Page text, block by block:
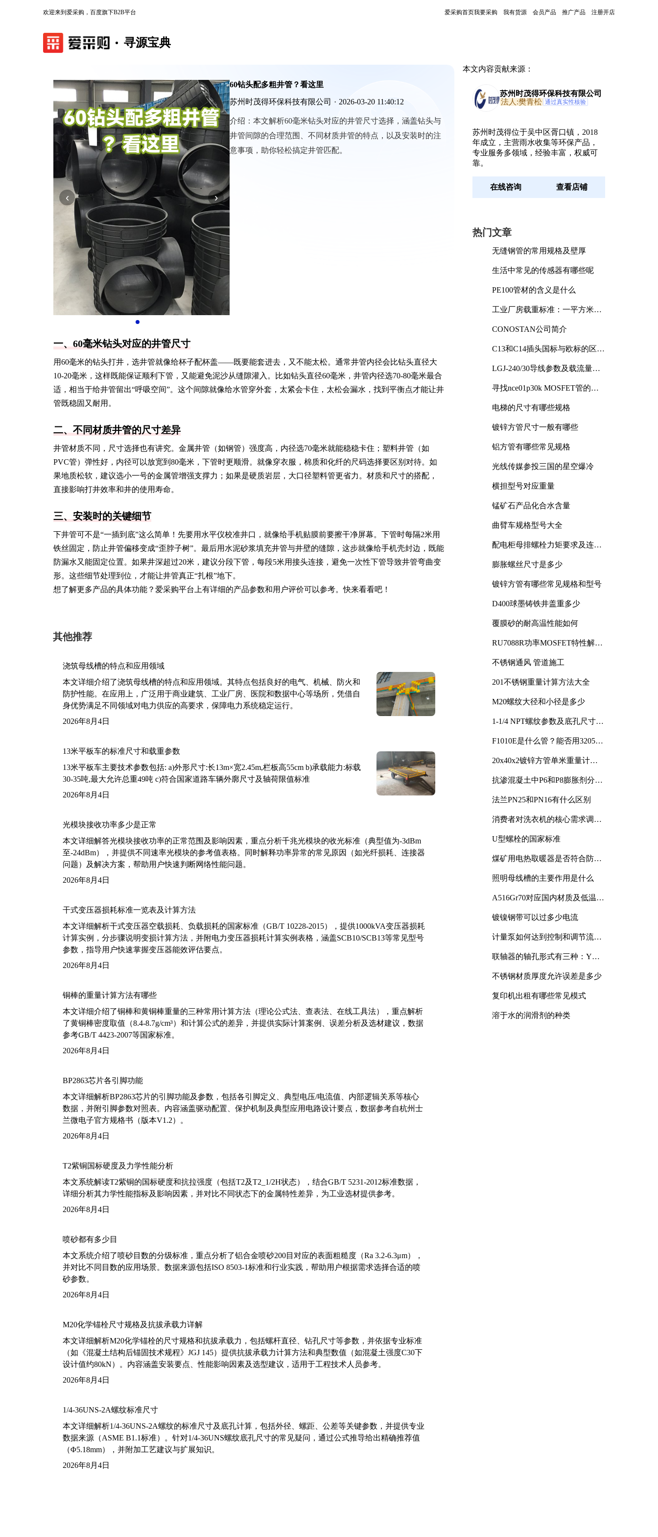
欢迎来到爱采购，百度旗下B2B平台 爱采购首页我要采购 我有货源 会员产品 推广产品 注册开店
寻源宝典
‹ ›
60钻头配多粗井管？看这里
苏州时茂得环保科技有限公司 · 2026-03-20 11:40:12
介绍： 本文解析60毫米钻头对应的井管尺寸选择，涵盖钻头与
井管间隙的合理范围、不同材质井管的特点，以及安装时的注
意事项，助你轻松搞定井管匹配。
一、60毫米钻头对应的井管尺寸
用60毫米的钻头打井，选井管就像给杯子配杯盖——既要能套进去，又不能太松。通常井管内径会比钻头直径大
10-20毫米，这样既能保证顺利下管，又能避免泥沙从缝隙灌入。比如钻头直径60毫米，井管内径选70-80毫米最合
适，相当于给井管留出“呼吸空间”。这个间隙就像给水管穿外套，太紧会卡住，太松会漏水，找到平衡点才能让井
管既稳固又耐用。
二、不同材质井管的尺寸差异
井管材质不同，尺寸选择也有讲究。金属井管（如钢管）强度高，内径选70毫米就能稳稳卡住；塑料井管（如
PVC管）弹性好，内径可以放宽到80毫米，下管时更顺滑。就像穿衣服，棉质和化纤的尺码选择要区别对待。如
果地质松软，建议选小一号的金属管增强支撑力；如果是硬质岩层，大口径塑料管更省力。材质和尺寸的搭配，
直接影响打井效率和井的使用寿命。
三、安装时的关键细节
下井管可不是“一插到底”这么简单！先要用水平仪校准井口，就像给手机贴膜前要擦干净屏幕。下管时每隔2米用
铁丝固定，防止井管偏移变成“歪脖子树”。最后用水泥砂浆填充井管与井壁的缝隙，这步就像给手机壳封边，既能
防漏水又能固定位置。如果井深超过20米，建议分段下管，每段5米用接头连接，避免一次性下管导致井管弯曲变
形。这些细节处理到位，才能让井管真正“扎根”地下。
想了解更多产品的具体功能？爱采购平台上有详细的产品参数和用户评价可以参考。快来看看吧！
其他推荐
浇筑母线槽的特点和应用领域
本文详细介绍了浇筑母线槽的特点和应用领域。其特点包括良好的电气、机械、防火和
防护性能。在应用上，广泛用于商业建筑、工业厂房、医院和数据中心等场所，凭借自
身优势满足不同领域对电力供应的高要求，保障电力系统稳定运行。
2026年8月4日
13米平板车的标准尺寸和载重参数
13米平板车主要技术参数包括: a)外形尺寸:长13m×宽2.45m,栏板高55cm b)承载能力:标载
30-35吨,最大允许总重49吨 c)符合国家道路车辆外廓尺寸及轴荷限值标准
2026年8月4日
光模块接收功率多少是正常
本文详细解答光模块接收功率的正常范围及影响因素，重点分析千兆光模块的收光标准（典型值为-3dBm
至-24dBm），并提供不同速率光模块的参考值表格。同时解释功率异常的常见原因（如光纤损耗、连接器
问题）及解决方案，帮助用户快速判断网络性能问题。
2026年8月4日
干式变压器损耗标准一览表及计算方法
本文详细解析干式变压器空载损耗、负载损耗的国家标准（GB/T 10228-2015），提供1000kVA变压器损耗
计算实例，分步骤说明变损计算方法，并附电力变压器损耗计算实例表格，涵盖SCB10/SCB13等常见型号
参数，指导用户快速掌握变压器能效评估要点。
2026年8月4日
铜棒的重量计算方法有哪些
本文详细介绍了铜棒和黄铜棒重量的三种常用计算方法（理论公式法、查表法、在线工具法），重点解析
了黄铜棒密度取值（8.4-8.7g/cm³）和计算公式的差异，并提供实际计算案例、误差分析及选材建议，数据
参考GB/T 4423-2007等国家标准。
2026年8月4日
BP2863芯片各引脚功能
本文详细解析BP2863芯片的引脚功能及参数，包括各引脚定义、典型电压/电流值、内部逻辑关系等核心
数据，并附引脚参数对照表。内容涵盖驱动配置、保护机制及典型应用电路设计要点，数据参考自杭州士
兰微电子官方规格书（版本V1.2）。
2026年8月4日
T2紫铜国标硬度及力学性能分析
本文系统解读T2紫铜的国标硬度和抗拉强度（包括T2及T2_1/2H状态），结合GB/T 5231-2012标准数据，
详细分析其力学性能指标及影响因素，并对比不同状态下的金属特性差异，为工业选材提供参考。
2026年8月4日
喷砂都有多少目
本文系统介绍了喷砂目数的分级标准，重点分析了铝合金喷砂200目对应的表面粗糙度（Ra 3.2-6.3μm），
并对比不同目数的应用场景。数据来源包括ISO 8503-1标准和行业实践，帮助用户根据需求选择合适的喷
砂参数。
2026年8月4日
M20化学锚栓尺寸规格及抗拔承载力详解
本文详细解析M20化学锚栓的尺寸规格和抗拔承载力，包括螺杆直径、钻孔尺寸等参数，并依据专业标准
（如《混凝土结构后锚固技术规程》JGJ 145）提供抗拔承载力计算方法和典型数值（如混凝土强度C30下
设计值约80kN）。内容涵盖安装要点、性能影响因素及选型建议，适用于工程技术人员参考。
2026年8月4日
1/4-36UNS-2A螺纹标准尺寸
本文详细解析1/4-36UNS-2A螺纹的标准尺寸及底孔计算，包括外径、螺距、公差等关键参数，并提供专业
数据来源（ASME B1.1标准）。针对1/4-36UNS螺纹底孔尺寸的常见疑问，通过公式推导给出精确推荐值
（Φ5.18mm），并附加工艺建议与扩展知识。
2026年8月4日
本文内容贡献来源：
苏州时茂得环保科技有限公司
法人:樊青松 通过真实性核验
苏州时茂得位于吴中区胥口镇，2018
年成立，主营雨水收集等环保产品，
专业服务多领域，经验丰富，权威可
靠。
在线咨询 查看店铺
热门文章
无缝钢管的常用规格及壁厚
生活中常见的传感器有哪些呢
PE100管材的含义是什么
工业厂房载重标准：一平方米能
CONOSTAN公司简介
C13和C14插头国标与欧标的区别
LGJ-240/30导线参数及载流量解
寻找nce01p30k MOSFET管的合
电梯的尺寸有哪些规格
镀锌方管尺寸一般有哪些
铝方管有哪些常见规格
光线传媒参投三国的星空爆冷
横担型号对应重量
锰矿石产品化合水含量
曲臂车规格型号大全
配电柜母排螺栓力矩要求及连接
膨胀螺丝尺寸是多少
镀锌方管有哪些常见规格和型号
D400球墨铸铁井盖重多少
覆膜砂的耐高温性能如何
RU7088R功率MOSFET特性解析
不锈钢通风 管道施工
201不锈钢重量计算方法大全
M20螺纹大径和小径是多少
1-1/4 NPT螺纹参数及底孔尺寸详
F1010E是什么管？能否用3205或
20x40x2镀锌方管单米重量计算
抗渗混凝土中P6和P8膨胀剂分别
法兰PN25和PN16有什么区别
消费者对洗衣机的核心需求调研
U型螺栓的国家标准
煤矿用电热取暖器是否符合防爆
照明母线槽的主要作用是什么
A516Gr70对应国内材质及低温冲
镀镍钢带可以过多少电流
计量泵如何达到控制和调节流量
联轴器的轴孔形式有三种：Y
不锈钢材质厚度允许误差是多少
复印机出租有哪些常见模式
溶于水的润滑剂的种类